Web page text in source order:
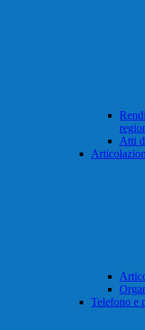
Atti
Telefono e